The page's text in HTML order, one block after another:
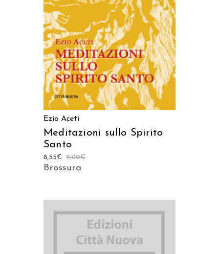
AGGIUNGI AL CARRELLO
Ezio Aceti
Meditazioni sullo Spirito
Santo
9,00€
8,55€
Brossura